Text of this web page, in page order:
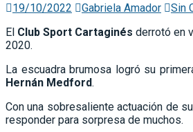
19/10/2022 Gabriela Amador
Sin
El Club Sport Cartaginés derrotó en
2020.
La escuadra brumosa logró su
Hernán Medford.
Con una sobresaliente actuación de
responder para sorpresa de muchos.